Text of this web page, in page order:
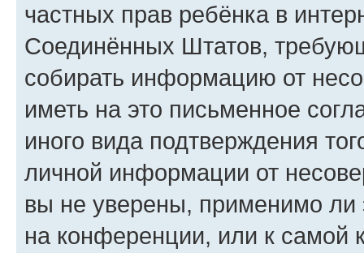
частных прав ребёнка в
Соединённых Штатов,
собирать информацию от
иметь на это письменное
иного вида подтверждения
личной информации от
вы не уверены, применимо ли
на конференции, или к самой